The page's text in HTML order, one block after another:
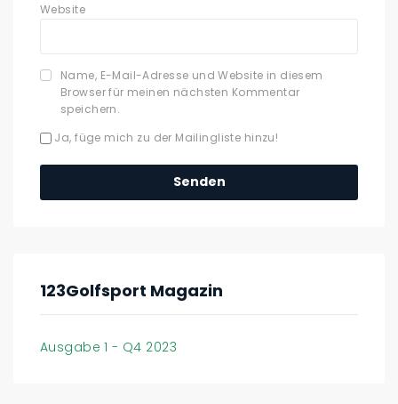
Website
Name, E-Mail-Adresse und Website in diesem
Browser für meinen nächsten Kommentar
speichern.
Ja, füge mich zu der Mailingliste hinzu!
123Golfsport Magazin
Ausgabe 1 - Q4 2023